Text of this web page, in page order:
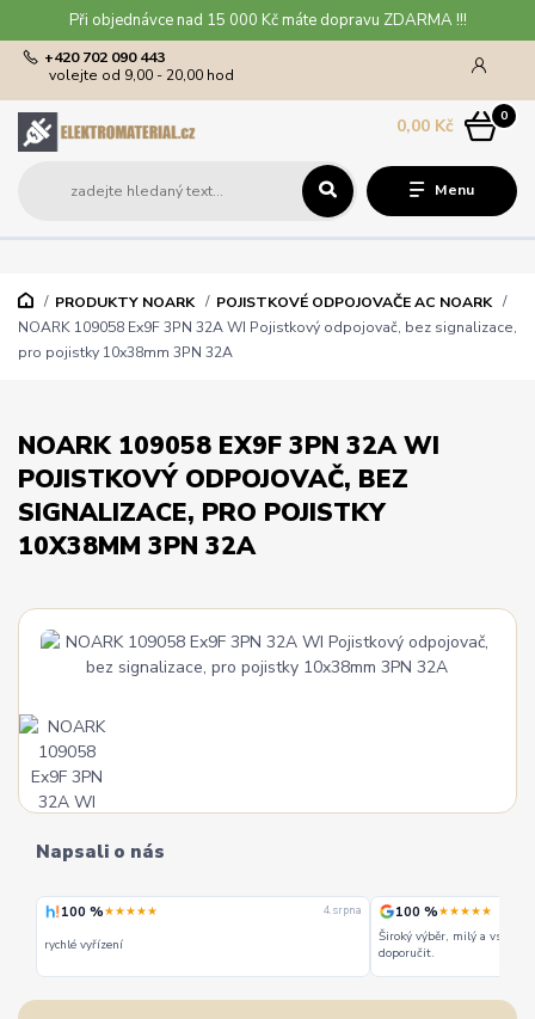
Při objednávce nad 15 000 Kč máte dopravu ZDARMA !!!
Menu
+420 702 090 443
volejte od 9,00 - 20,00 hod
0
0,00 Kč
PRODUKTY NOARK
POJISTKOVÉ ODPOJOVAČE AC NOARK
NOARK 109058 Ex9F 3PN 32A WI Pojistkový odpojovač, bez signalizace,
pro pojistky 10x38mm 3PN 32A
NOARK 109058 EX9F 3PN 32A WI
POJISTKOVÝ ODPOJOVAČ, BEZ
SIGNALIZACE, PRO POJISTKY
10X38MM 3PN 32A
Napsali o nás
100 %★★★★★ 4. srpna
rychlé vyřízení
100 %★★★★★
Široký výběr, milý a
doporučit.